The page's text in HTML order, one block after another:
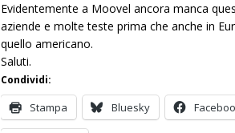
Evidentemente a Moovel ancora manca
aziende e molte teste prima che anche in
quello americano.
Saluti.
Condividi:
Stampa Bluesky